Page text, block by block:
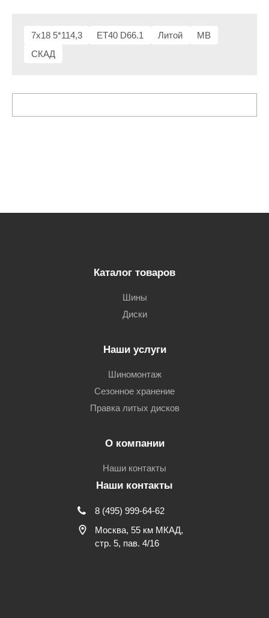
7x18 5*114,3 ET40 D66.1 Литой
MB
СКАД
Каталог товаров
Шины
Диски
Наши услуги
Шиномонтаж
Сезонное хранение
Правка литых дисков
О компании
Наши контакты
Наши контакты
8 (495) 999-64-62
Москва, 55 км МКАД,
стр. 5, пав. 4/16